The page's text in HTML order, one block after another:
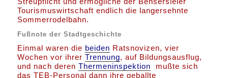
Tourismuswirtschaft endlich die langersehnte
Sommerrodelbahn.
Fußnote der Stadtgeschichte
Einmal waren die beiden Ratsnovizen, vier
Wochen vor ihrerTrennung, auf Bildungsausflug,
und nach derenThermeninspektion mußte sich
das TEB-Personal dann ihre geballte